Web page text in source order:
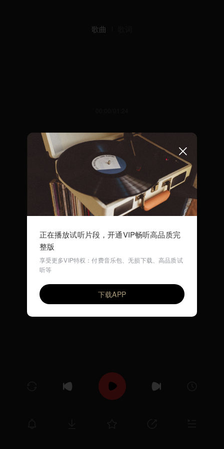
歌曲
VIP 尤静波
正在播放试听片段，开通VIP畅听高品质完
整版
享受更多VIP特权：付费音乐包、无损下载、高品质试
听等
下载APP
